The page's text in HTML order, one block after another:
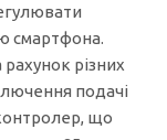
смартфона.
різних
подачі
що